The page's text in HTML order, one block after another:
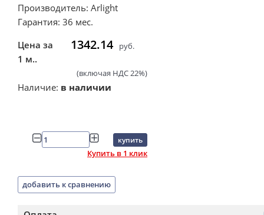
Производитель: Arlight
Гарантия: 36 мес.
Цена за
1 м..
1342.14 руб.
(включая НДС 22%)
Наличие: в наличии
купить
Купить в 1 клик
добавить к сравнению